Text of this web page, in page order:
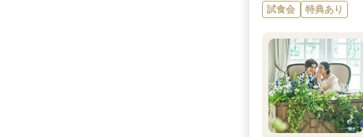
8/10(月)
試食会 特典あり